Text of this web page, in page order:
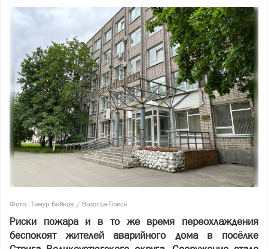
Фото: Тимур Бойков / Вологда-Поиск
Риски пожара и в то же время переохлаждения
беспокоят жителей аварийного дома в посёлке